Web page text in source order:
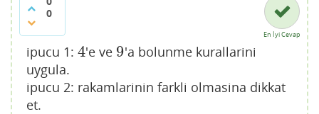
0
En İyi Cevap
ipucu 1: 4
4'e ve 9
9'a bolunme kurallarini
uygula.
ipucu 2: rakamlarinin farkli olmasina dikkat
et.